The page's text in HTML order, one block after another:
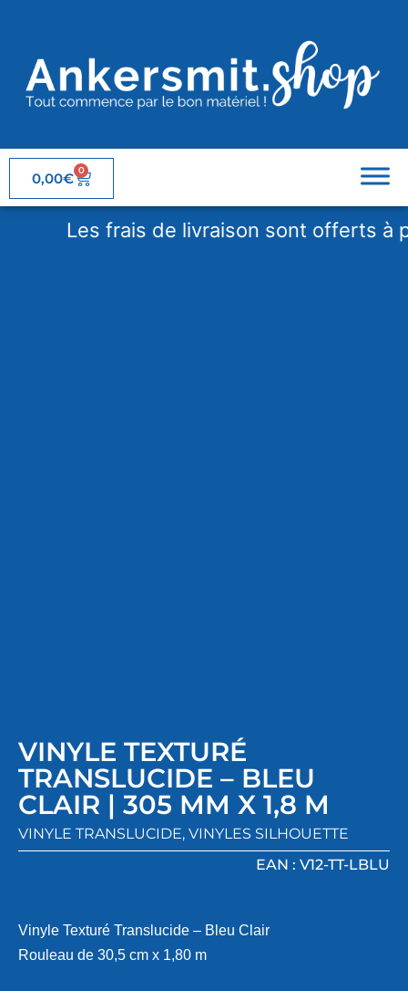
0,00€ 0
Les frais de livraison sont offerts à
VINYLE TEXTURÉ
TRANSLUCIDE – BLEU
CLAIR | 305 MM X 1,8 M
VINYLE TRANSLUCIDE, VINYLES SILHOUETTE
EAN : V12-TT-LBLU
Vinyle Texturé Translucide – Bleu Clair
Rouleau de 30,5 cm x 1,80 m